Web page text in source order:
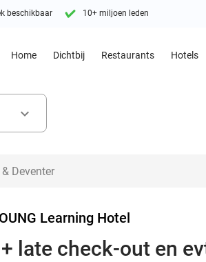
beschikbaar 10+ miljoen leden
Home Dichtbij Restaurants Hotels
keyboard_arrow_down
Learning Hotel
late check-out en